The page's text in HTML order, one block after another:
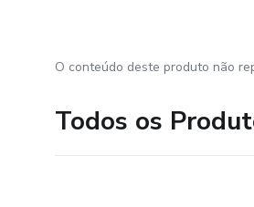
O conteúdo deste produto não
Todos os